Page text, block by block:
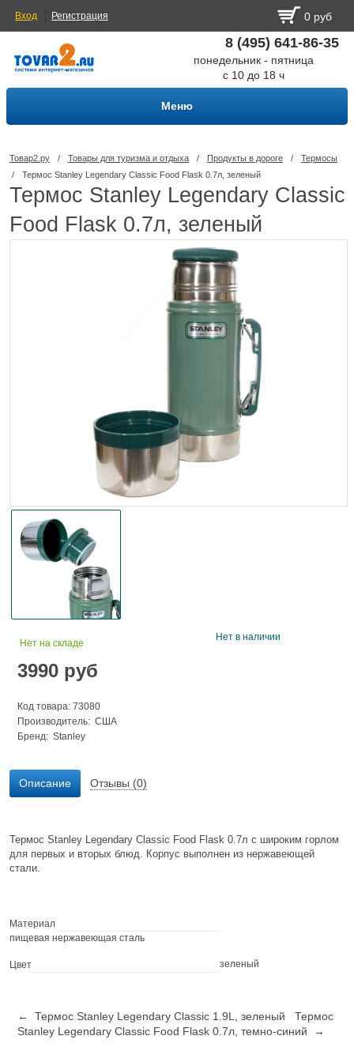
Вход Регистрация 0 руб
8 (495) 641-86-35
понедельник - пятница
с 10 до 18 ч
Меню
Товар2.ру / Товары для туризма и отдыха / Продукты в дороге /
Термосы
/
Термос Stanley Legendary Classic Food Flask 0.7л, зеленый
Термос Stanley Legendary Classic
Food Flask 0.7л, зеленый
Нет на складе
3990 руб
Код товара: 73080
Производитель: США
Бренд: Stanley
Нет в наличии
Описание Отзывы (0)
Термос Stanley Legendary Classic Food Flask 0.7л с широким горлом
для первых и вторых блюд. Корпус выполнен из нержавеющей
стали.
Материал
пищевая нержавеющая сталь
Цвет зеленый
← Термос Stanley Legendary Classic 1.9L, зеленый
Термос
Stanley Legendary Classic Food Flask 0.7л, темно-синий →